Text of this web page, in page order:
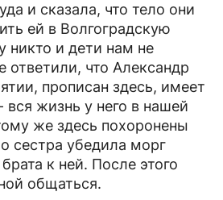
и сказала, что тело они
ей в Волгоградскую
никто и дети нам не
ответили, что Александр
прописан здесь, имеет
жизнь у него в нашей
же здесь похоронены
сестра убедила морг
к ней. После этого
общаться.